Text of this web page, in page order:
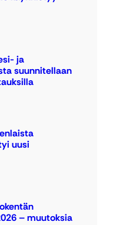
ja
suunnitellaan
uusi
– muutoksia